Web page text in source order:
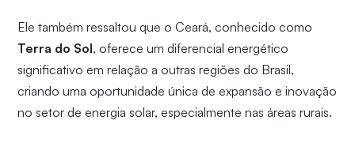
Ele também ressaltou que o Ceará, conhecido como
Terra do Sol, oferece um diferencial energético
significativo em relação a outras regiões do Brasil,
criando uma oportunidade única de expansão e inovação
no setor de energia solar, especialmente nas áreas rurais.